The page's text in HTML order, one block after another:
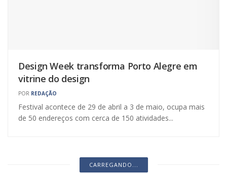
Design Week transforma Porto Alegre em
vitrine do design
POR REDAÇÃO
Festival acontece de 29 de abril a 3 de maio, ocupa mais
de 50 endereços com cerca de 150 atividades...
CARREGANDO...